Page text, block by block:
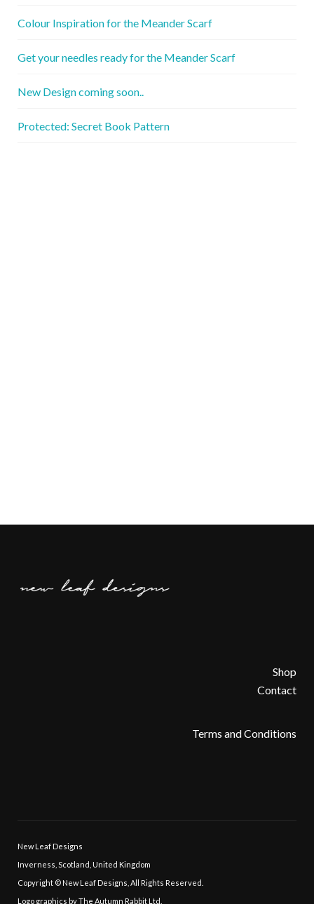
Colour Inspiration for the Meander Scarf
Get your needles ready for the Meander Scarf
New Design coming soon..
Protected: Secret Book Pattern
Shop
Contact
Terms and Conditions
New Leaf Designs
Inverness, Scotland, United Kingdom
Copyright © New Leaf Designs, All Rights Reserved.
Logo graphics by The Autumn Rabbit Ltd.